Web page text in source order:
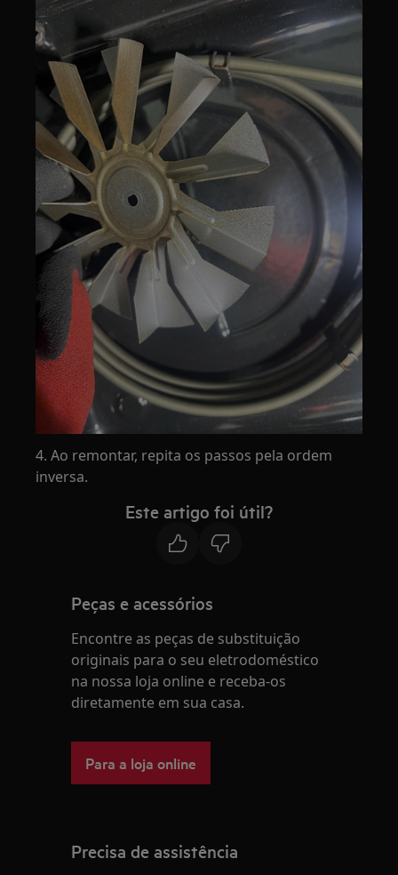
4. Ao remontar, repita os passos pela ordem
inversa.
Este artigo foi útil?
Peças e acessórios
Encontre as peças de substituição
originais para o seu eletrodoméstico
na nossa loja online e receba-os
diretamente em sua casa.
Para a loja online
Precisa de assistência